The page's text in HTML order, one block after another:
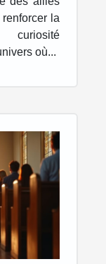
renforcer la
où...